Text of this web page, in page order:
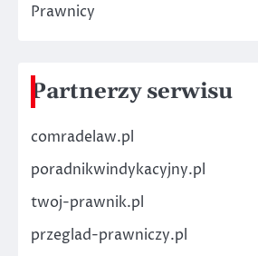
Prawnicy
Partnerzy serwisu
comradelaw.pl
poradnikwindykacyjny.pl
twoj-prawnik.pl
przeglad-prawniczy.pl